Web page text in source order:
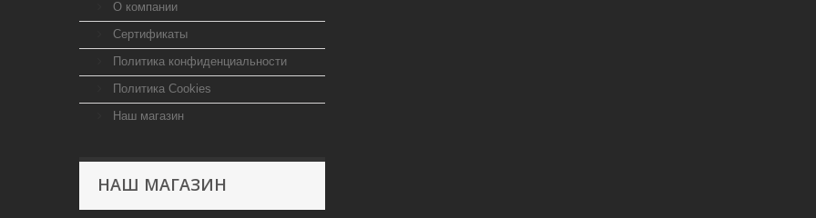
О компании
Сертификаты
Политика конфиденциальности
Политика Cookies
Наш магазин
НАШ МАГАЗИН